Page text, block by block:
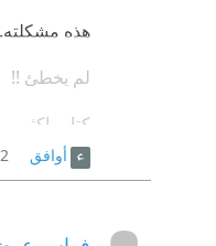
هذه مشكلته.
لم يخطئ !!
كتاب اكثر
أوافق 2